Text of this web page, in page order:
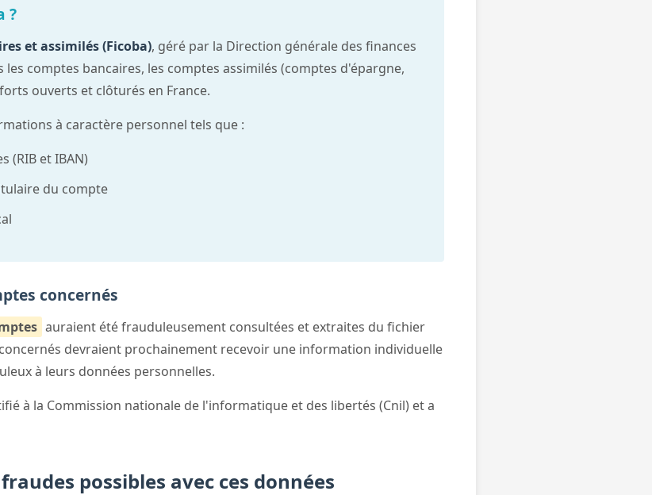
?
et assimilés (Ficoba), géré par la Direction générale des finances
les comptes bancaires, les comptes assimilés (comptes d'épargne,
ouverts et clôturés en France.
à caractère personnel tels que :
(RIB et IBAN)
du compte
concernés
auraient été frauduleusement consultées et extraites du fichier
devraient prochainement recevoir une information individuelle
à leurs données personnelles.
à la Commission nationale de l'informatique et des libertés (Cnil) et a
possibles avec ces données